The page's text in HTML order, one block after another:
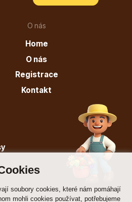
soubory cookies, které nám pomáhají
mohli cookies používat, potřebujeme
Vám?
O nás
Home
O nás
Registrace
Kontakt